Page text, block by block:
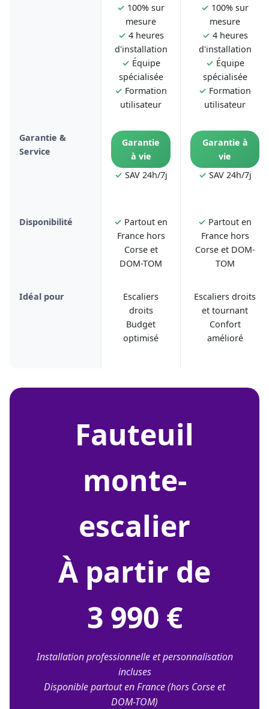
✓ 100% sur
mesure
✓ 4 heures
d'installation
✓ Équipe
spécialisée
✓ Formation
utilisateur
✓ 100% sur
mesure
✓ 4 heures
d'installation
✓ Équipe
spécialisée
✓ Formation
utilisateur
Garantie &
Service
Garantie
à vie
✓ SAV 24h/7j
Garantie à
vie
✓ SAV 24h/7j
Disponibilité ✓ Partout en
France hors
Corse et
DOM-TOM
✓ Partout en
France hors
Corse et DOM-
TOM
Idéal pour
Escaliers
droits
Budget
optimisé
Escaliers droits
et tournant
Confort
amélioré
fauteuil
monte-
escalier
À partir de
3 990 €
Installation professionnelle et personnalisation
incluses
Disponible partout en France (hors Corse et
DOM-TOM)